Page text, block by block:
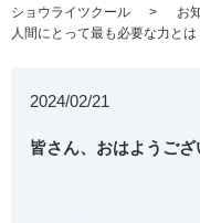
ショウライツクール
お
人間にとって最も必要な力と
2024/02/21
皆さん、おはようござ